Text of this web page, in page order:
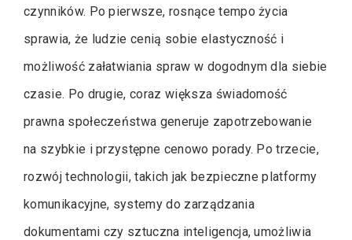
czynników. Po pierwsze, rosnące tempo życia
sprawia, że ludzie cenią sobie elastyczność i
możliwość załatwiania spraw w dogodnym dla siebie
czasie. Po drugie, coraz większa świadomość
prawna społeczeństwa generuje zapotrzebowanie
na szybkie i przystępne cenowo porady. Po trzecie,
rozwój technologii, takich jak bezpieczne platformy
komunikacyjne, systemy do zarządzania
dokumentami czy sztuczna inteligencja, umożliwia